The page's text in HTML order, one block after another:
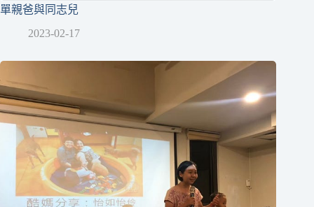
單親爸與同志兒
2023-02-17